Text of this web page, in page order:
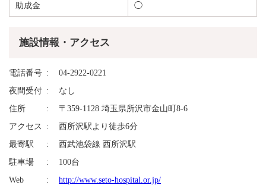
助成金 ◯
施設情報・アクセス
電話番号
04-2922-0221
夜間受付
なし
住所
〒359-1128 埼玉県所沢市金山町8-6
アクセス
西所沢駅より徒歩6分
最寄駅
西武池袋線 西所沢駅
駐車場
100台
Web
http://www.seto-hospital.or.jp/